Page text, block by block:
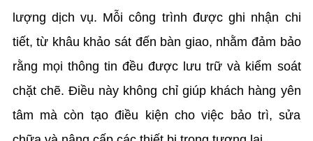
lượng dịch vụ. Mỗi công trình được ghi nhận chi
tiết, từ khâu khảo sát đến bàn giao, nhằm đảm bảo
rằng mọi thông tin đều được lưu trữ và kiểm soát
chặt chẽ. Điều này không chỉ giúp khách hàng yên
tâm mà còn tạo điều kiện cho việc bảo trì, sửa